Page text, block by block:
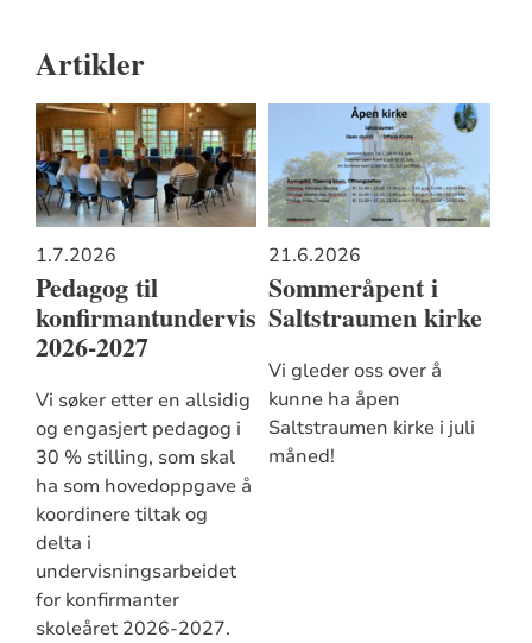
Artikler
1.7.2026
Pedagog til
konfirmantundervisning
2026-2027
Vi søker etter en allsidig
og engasjert pedagog i
30 % stilling, som skal
ha som hovedoppgave å
koordinere tiltak og
delta i
undervisningsarbeidet
for konfirmanter
skoleåret 2026-2027.
21.6.2026
Sommeråpent i
Saltstraumen kirke
Vi gleder oss over å
kunne ha åpen
Saltstraumen kirke i juli
måned!